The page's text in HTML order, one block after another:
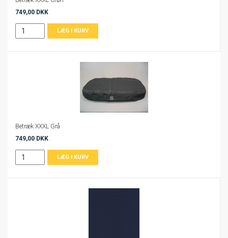
749,00 DKK
Betræk XXXL Grå
749,00 DKK